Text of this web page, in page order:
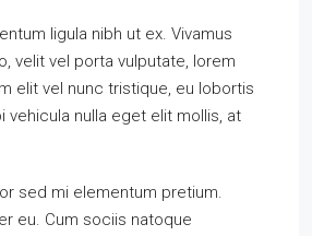
ligula nibh ut ex. Vivamus
velit vel porta vulputate, lorem
elit vel nunc tristique, eu lobortis
nulla eget elit mollis, at
sed mi elementum pretium.
eu. Cum sociis natoque